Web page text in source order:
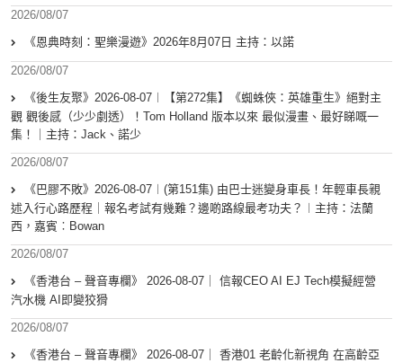
2026/08/07
《恩典時刻：聖樂漫遊》2026年8月07日 主持：以諾
2026/08/07
《後生友聚》2026-08-07︱【第272集】《蜘蛛俠：英雄重生》絕對主
觀 觀後感（少少劇透）！Tom Holland 版本以來 最似漫畫、最好睇嘅一
集！｜主持：Jack、諾少
2026/08/07
《巴膠不敗》2026-08-07︱(第151集) 由巴士迷變身車長！年輕車長親
述入行心路歷程｜報名考試有幾難？邊啲路線最考功夫？︱主持：法蘭
西，嘉賓︰Bowan
2026/08/07
《香港台 – 聲音專欄》 2026-08-07｜ 信報CEO AI EJ Tech模擬經營
汽水機 AI即變狡猾
2026/08/07
《香港台 – 聲音專欄》 2026-08-07｜ 香港01 老齡化新視角 在高齡亞